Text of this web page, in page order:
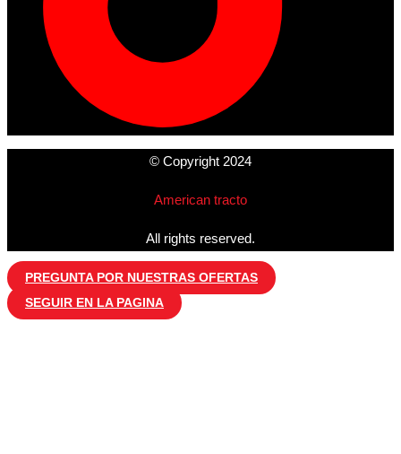
© Copyright 2024
American tracto
All rights reserved.
PREGUNTA POR NUESTRAS OFERTAS
SEGUIR EN LA PAGINA